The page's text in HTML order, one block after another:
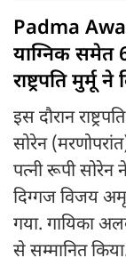
Padma
याग्निक समेत
राष्ट्रपति मुर्मू
इस दौरान
सोरेन
पत्नी रूपी सोरेन
दिग्गज विजय
गया. गायिका
से सम्मानित